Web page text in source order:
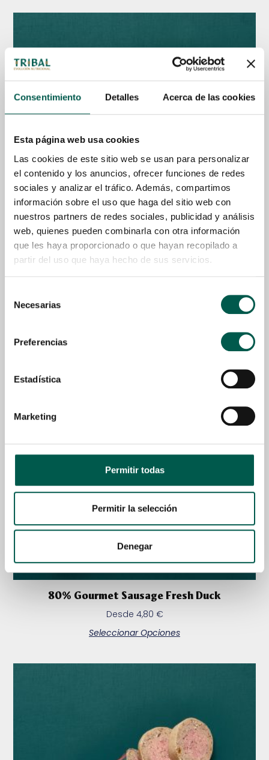
Consentimiento Detalles Acerca de las cookies
Esta página web usa cookies
Las cookies de este sitio web se usan para personalizar
el contenido y los anuncios, ofrecer funciones de redes
sociales y analizar el tráfico. Además, compartimos
información sobre el uso que haga del sitio web con
nuestros partners de redes sociales, publicidad y análisis
web, quienes pueden combinarla con otra información
que les haya proporcionado o que hayan recopilado a
partir del uso que haya hecho de sus servicios.
Necesarias
Preferencias
Estadística
Marketing
Permitir todas
Permitir la selección
Denegar
80% Gourmet Sausage Fresh Turkey
80% Gourmet Sausage Fresh Duck
Desde 4,80 €
Seleccionar Opciones